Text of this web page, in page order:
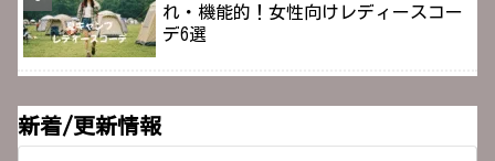
れ・機能的！女性向けレディースコー
デ6選
新着/更新情報